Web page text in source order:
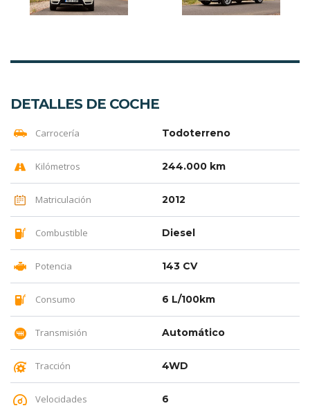
DETALLES DE COCHE
Carrocería Todoterreno
Kilómetros 244.000 km
Matriculación 2012
Combustible Diesel
Potencia 143 CV
Consumo 6 L/100km
Transmisión Automático
Tracción 4WD
Velocidades 6